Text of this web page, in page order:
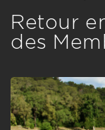
Retour
des